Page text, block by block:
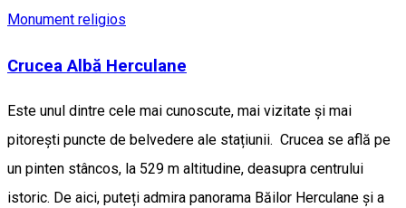
Monument religios
Crucea Albă Herculane
Este unul dintre cele mai cunoscute, mai vizitate și mai
pitorești puncte de belvedere ale stațiunii. Crucea se află pe
un pinten stâncos, la 529 m altitudine, deasupra centrului
istoric. De aici, puteți admira panorama Băilor Herculane și a